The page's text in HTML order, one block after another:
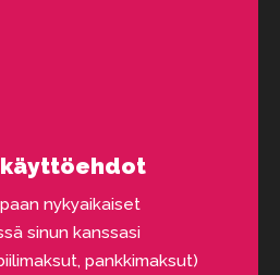
käyttöehdot
nykyaikaiset
sinun kanssasi
pankkimaksut)